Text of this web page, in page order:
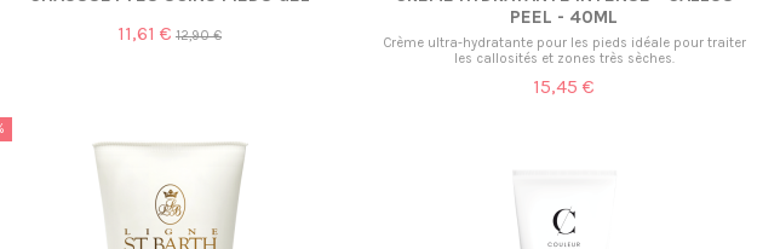
11,61 € 12,90 €
PEEL - 40ML
Crème ultra-hydratante pour les pieds idéale pour traiter
les callosités et zones très sèches.
15,45 €